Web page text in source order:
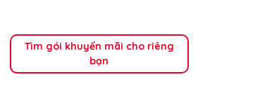
Tìm gói khuyến mãi cho riêng
bạn